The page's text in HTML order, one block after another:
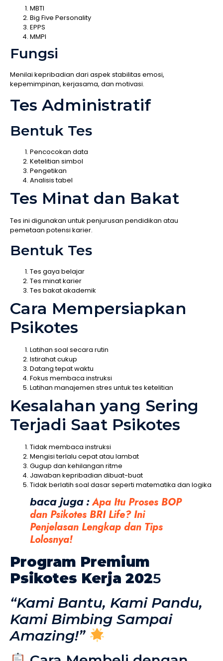
MBTI
Big Five Personality
EPPS
MMPI
Fungsi
Menilai kepribadian dari aspek stabilitas emosi,
kepemimpinan, kerjasama, dan motivasi.
Tes Administratif
Bentuk Tes
Pencocokan data
Ketelitian simbol
Pengetikan
Analisis tabel
Tes Minat dan Bakat
Tes ini digunakan untuk penjurusan pendidikan atau
pemetaan potensi karier.
Bentuk Tes
Tes gaya belajar
Tes minat karier
Tes bakat akademik
Cara Mempersiapkan
Psikotes
Latihan soal secara rutin
Istirahat cukup
Datang tepat waktu
Fokus membaca instruksi
Latihan manajemen stres untuk tes ketelitian
Kesalahan yang Sering
Terjadi Saat Psikotes
Tidak membaca instruksi
Mengisi terlalu cepat atau lambat
Gugup dan kehilangan ritme
Jawaban kepribadian dibuat-buat
Tidak berlatih soal dasar seperti matematika dan logika
baca juga :Apa Itu Proses BOP
dan Psikotes BRI Life? Ini
Penjelasan Lengkap dan Tips
Lolosnya!
Program Premium
Psikotes Kerja 2025
“Kami Bantu, Kami Pandu,
Kami Bimbing Sampai
Amazing!”